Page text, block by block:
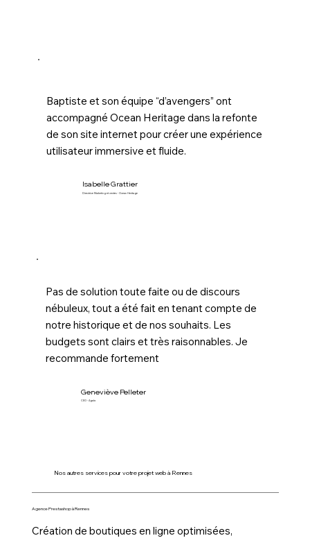
Baptiste et son équipe “d’avengers” ont
accompagné Ocean Heritage dans la refonte
de son site internet pour créer une expérience
utilisateur immersive et fluide.
Isabelle Grattier
Directrice Marketing et ventes - Ocean Heritage
Pas de solution toute faite ou de discours
nébuleux, tout a été fait en tenant compte de
notre historique et de nos souhaits. Les
budgets sont clairs et très raisonnables. Je
recommande fortement
Geneviève Pelleter
CEO - Agaïa
Nos autres services pour votre projet web à Rennes
Agence Prestashop à Rennes
Création de boutiques en ligne optimisées,